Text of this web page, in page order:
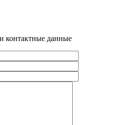
контактные данные